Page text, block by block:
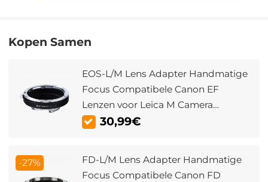
Kopen Samen
EOS-L/M Lens Adapter Handmatige
Focus Compatibele Canon EF
Lenzen voor Leica M Camera
Lichaam
30,99€
-27%
FD-L/M Lens Adapter Handmatige
Focus Compatibele Canon FD